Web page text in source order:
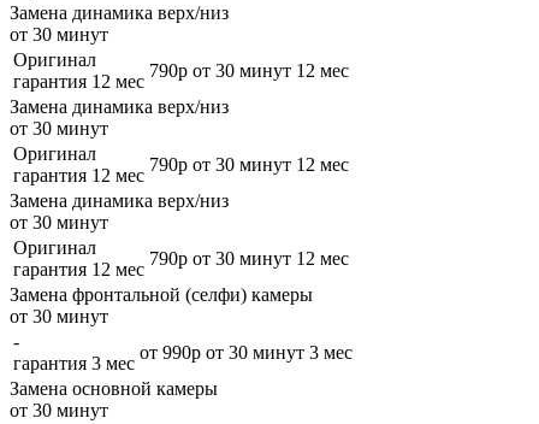
Замена динамика верх/низ
от 30 минут
Оригинал
гарантия 12 мес
790р от 30 минут 12 мес
Замена динамика верх/низ
от 30 минут
Оригинал
гарантия 12 мес
790р от 30 минут 12 мес
Замена динамика верх/низ
от 30 минут
Оригинал
гарантия 12 мес
790р от 30 минут 12 мес
Замена фронтальной (селфи) камеры
от 30 минут
-
гарантия 3 мес
от 990р от 30 минут 3 мес
Замена основной камеры
от 30 минут